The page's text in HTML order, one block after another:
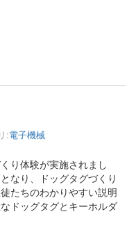
:電子機械
り体験が実施されまし
なり、ドッグタグづくり
たちのわかりやすい説明
ドッグタグとキーホルダ